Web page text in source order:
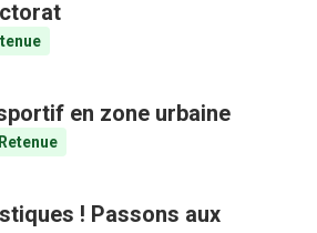
en zone urbaine
Retenue
! Passons aux